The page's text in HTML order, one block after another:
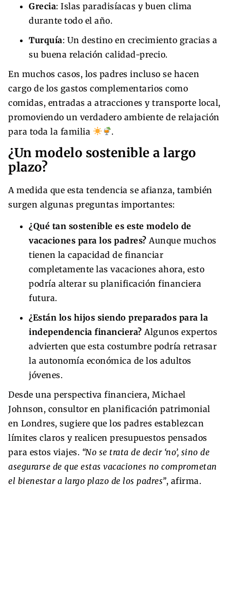
Grecia: Islas paradisíacas y buen clima
durante todo el año.
Turquía: Un destino en crecimiento gracias a
su buena relación calidad-precio.
En muchos casos, los padres incluso se hacen
cargo de los gastos complementarios como
comidas, entradas a atracciones y transporte local,
promoviendo un verdadero ambiente de relajación
para toda la familia
.
¿Un modelo sostenible a largo
plazo?
A medida que esta tendencia se afianza, también
surgen algunas preguntas importantes:
¿Qué tan sostenible es este modelo de
vacaciones para los padres? Aunque muchos
tienen la capacidad de financiar
completamente las vacaciones ahora, esto
podría alterar su planificación financiera
futura.
¿Están los hijos siendo preparados para la
independencia financiera? Algunos expertos
advierten que esta costumbre podría retrasar
la autonomía económica de los adultos
jóvenes.
Desde una perspectiva financiera, Michael
Johnson, consultor en planificación patrimonial
en Londres, sugiere que los padres establezcan
límites claros y realicen presupuestos pensados
para estos viajes. “No se trata de decir ‘no’, sino de
asegurarse de que estas vacaciones no comprometan
el bienestar a largo plazo de los padres”, afirma.